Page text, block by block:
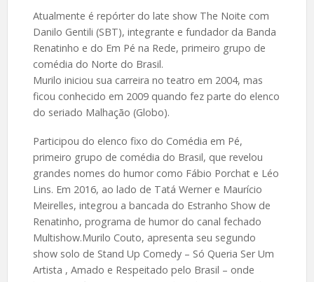
Atualmente é repórter do late show The Noite com
Danilo Gentili (SBT), integrante e fundador da Banda
Renatinho e do Em Pé na Rede, primeiro grupo de
comédia do Norte do Brasil.
Murilo iniciou sua carreira no teatro em 2004, mas
ficou conhecido em 2009 quando fez parte do elenco
do seriado Malhação (Globo).
Participou do elenco fixo do Comédia em Pé,
primeiro grupo de comédia do Brasil, que revelou
grandes nomes do humor como Fábio Porchat e Léo
Lins. Em 2016, ao lado de Tatá Werner e Maurício
Meirelles, integrou a bancada do Estranho Show de
Renatinho, programa de humor do canal fechado
Multishow.Murilo Couto, apresenta seu segundo
show solo de Stand Up Comedy – Só Queria Ser Um
Artista , Amado e Respeitado pelo Brasil – onde